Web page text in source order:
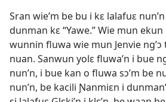
Sran wie’m be bu i kɛ lalafuɛ
dunman kɛ “Yawe.” Wie mun
wunnin fluwa wie mun Jenvie ng’ɔ
nuan. Sanwun yolɛ fluwa’n i bue
nun’n, i bue kan o fluwa sɔ’m be
nun’n, be kacili Ɲanmiɛn i